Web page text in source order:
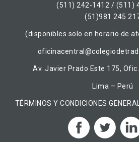
(511) 242-1412 / (511)
(51)981 245
(disponibles solo en horario de
Av. Javier Prado Este 175,
Lima – Perú
TÉRMINOS Y CONDICIONES